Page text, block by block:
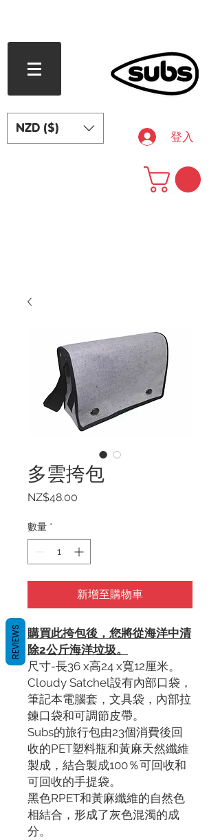
NZD ($)
登入
多雲挎包
NZ$48.00
數量 *
新增至購物車
購買此挎包後，您將從海洋中清
除2公斤海洋垃圾。
尺寸-長36 x高24 x寬12厘米。
Cloudy Satchel設有內部口袋，
筆記本電腦套，文具袋，內部拉
鍊口袋和可調節皮帶。
Subs的旅行包由23個消費後回
收的PET塑料瓶和黃麻天然纖維
製成，結合製成100％可回收和
可回收的手提袋。
黑色RPET和黃麻纖維的自然色
相結合，形成了灰色混濁的成
分。
REVIEWS